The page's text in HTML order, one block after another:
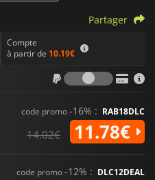
Compte
à partir de 10.19€
Partager
Frais
code promo-16% : RAB18DLC
14.02€ 11.78€
code promo-12% : DLC12DEAL